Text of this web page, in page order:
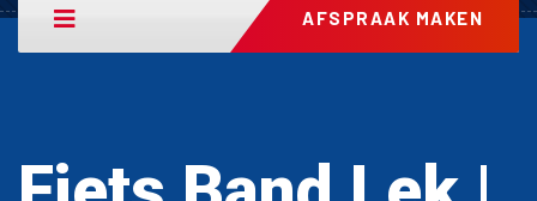
AFSPRAAK MAKEN